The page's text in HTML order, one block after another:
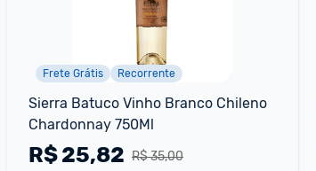
Frete Grátis Recorrente
Sierra Batuco Vinho Branco Chileno
Chardonnay 750Ml
R$ 35,00
R$25,82